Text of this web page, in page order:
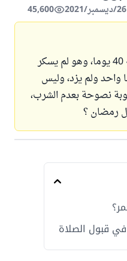
45,600
هل شارب الخمر لا تقبل صلاته 40 يوما، وهو لم يسكر
واحد ولم يزد، وليس
نصوحة بعدم الشرب،
رمضان ؟
قبول الصلاة